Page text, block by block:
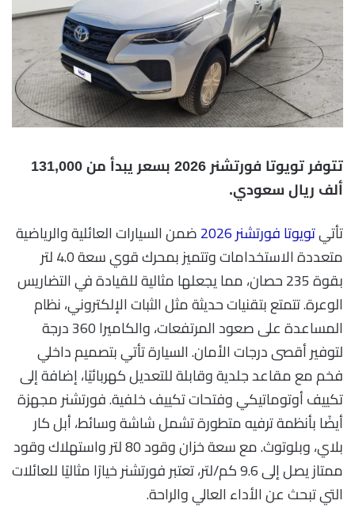
تتوفر تويوتا فورتشنر 2026 بسعر يبدأ من 131,000
ألف ريال سعودي.
تأتيتويوتا فورتشنر 2026
ضمن السيارات العائلية والرياضية
متعددة الاستخدامات وتتميز بمحرك قوي سعة 4.0 لتر
بقوة 235 حصان، مما يجعلها مثالية للقيادة في التضاريس
الوعرة. تتمتع بتقنيات حديثة مثل الثبات الإلكتروني، نظام
المساعدة على صعود المرتفعات، والكاميرا 360 درجة
لتوفير أقصى درجات الأمان. السيارة تأتي بتصميم داخلي
فخم مع مقاعد جلدية وقابلة للتعديل كهربائيًا، إضافة إلى
تكييف أوتوماتيكي وفتحات تكييف خلفية. فورتشنر مجهزة
أيضًا بأنظمة ترفيه متطورة تشمل شاشة وسائط، أبل كار
بلاي، وبلوتوث. مع سعة خزان وقود 80 لتر واستهلاك وقود
ممتاز يصل إلى 9.6 كم/لتر، تعتبر فورتشنر خيارًا مثاليًا للعائلات
التي تبحث عن الأداء العالي والراحة.